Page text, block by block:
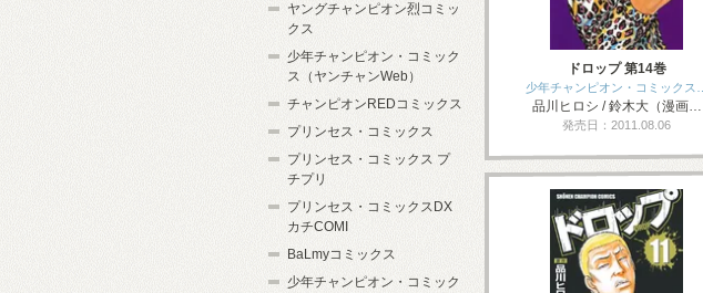
ドロップ 第14巻
少年チャンピオン・コミックス…
品川ヒロシ / 鈴木大（漫画…
発売日：2011.08.06
ヤングチャンピオン烈コミッ
クス
少年チャンピオン・コミック
ス（ヤンチャンWeb）
チャンピオンREDコミックス
プリンセス・コミックス
プリンセス・コミックス プ
チプリ
プリンセス・コミックスDX
カチCOMI
BaLmyコミックス
少年チャンピオン・コミック